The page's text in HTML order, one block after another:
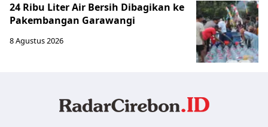
24 Ribu Liter Air Bersih Dibagikan ke
Pakembangan Garawangi
8 Agustus 2026